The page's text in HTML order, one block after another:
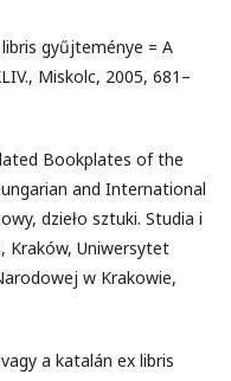
gyűjteménye = A
Miskolc, 2005, 681–
Bookplates of the
and International
dzieło sztuki. Studia i
Kraków, Uniwersytet
w Krakowie,
a katalán ex libris